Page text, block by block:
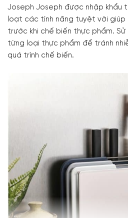
Joseph Joseph được nhập
loạt các tính năng tuyệt vời
trước khi chế biến thực phẩm.
từng loại thực phẩm để tránh
quá trình chế biến.